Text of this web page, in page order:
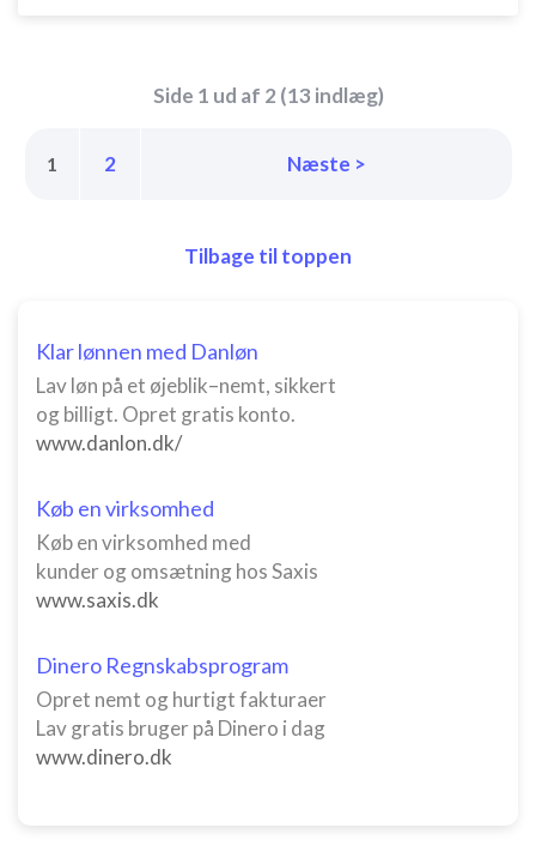
Side 1 ud af 2 (13 indlæg)
1 2 Næste >
Tilbage til toppen
Klar lønnen med Danløn
Lav løn på et øjeblik–nemt, sikkert
og billigt. Opret gratis konto.
www.danlon.dk/
Køb en virksomhed
Køb en virksomhed med
kunder og omsætning hos Saxis
www.saxis.dk
Dinero Regnskabsprogram
Opret nemt og hurtigt fakturaer
Lav gratis bruger på Dinero i dag
www.dinero.dk